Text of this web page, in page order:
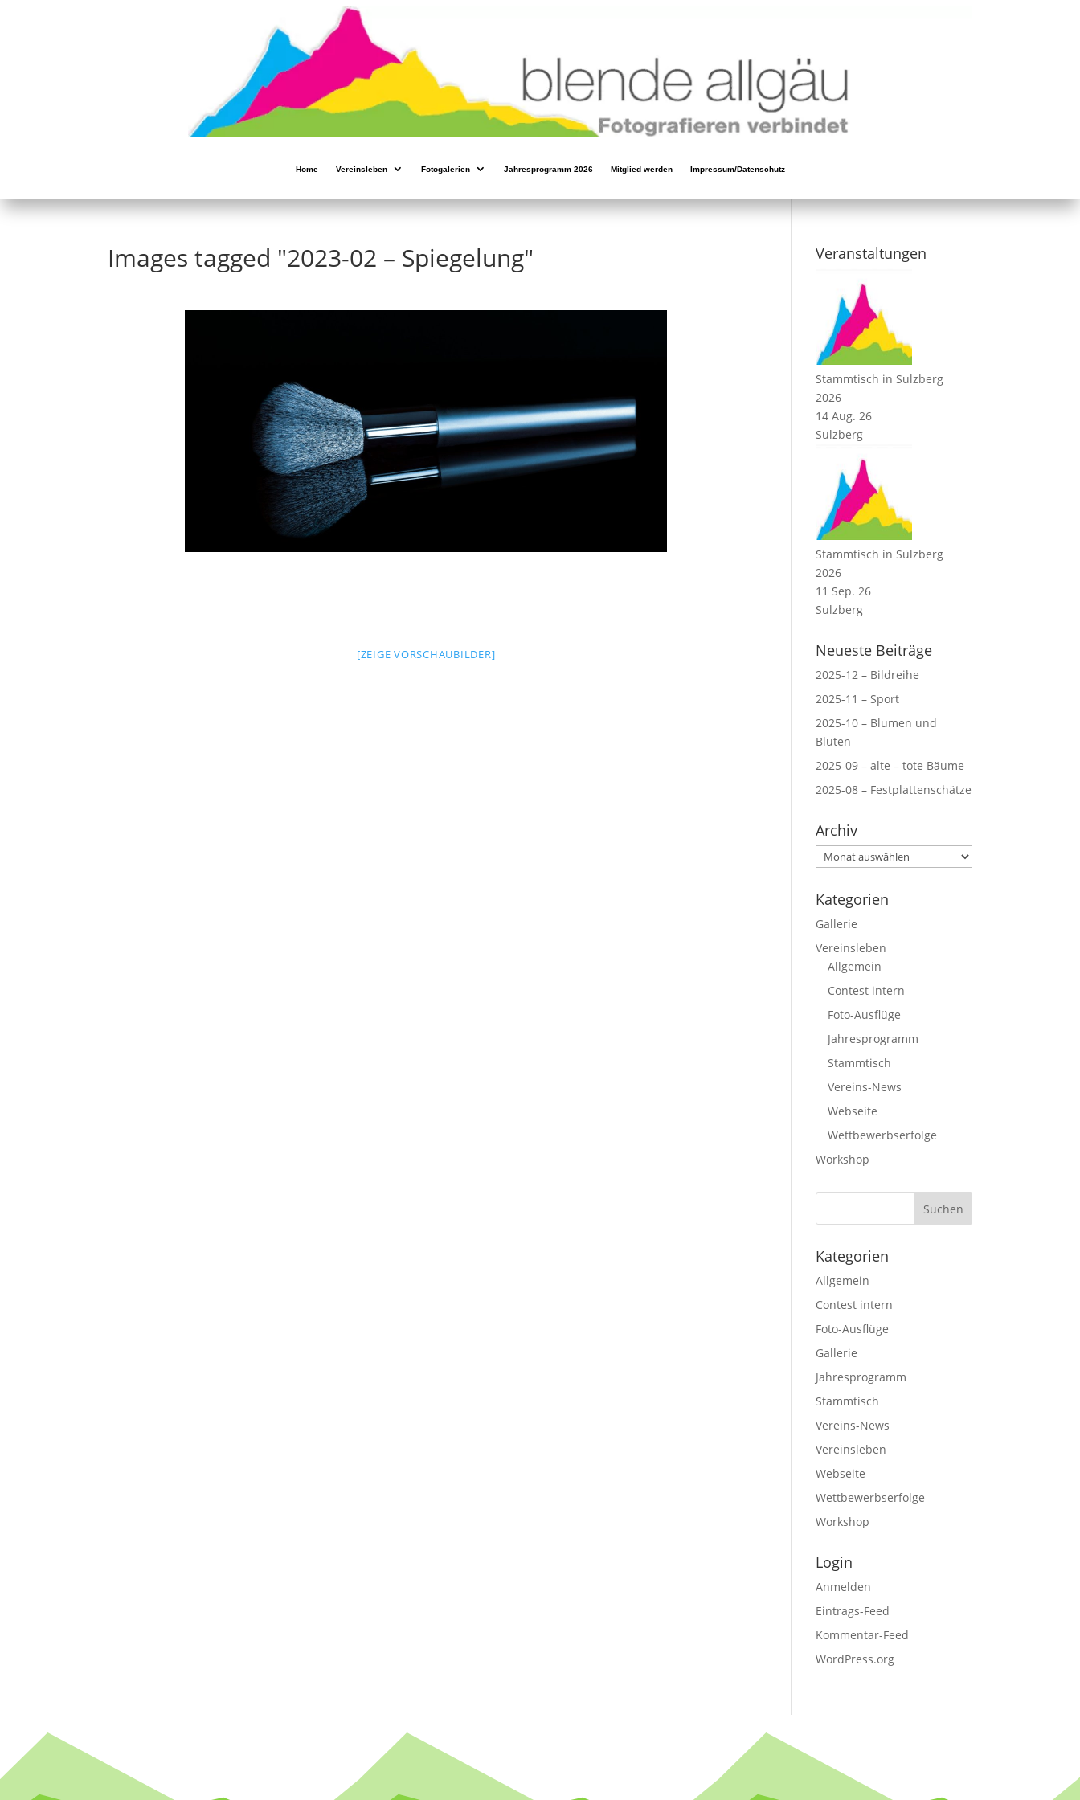
Home Vereinsleben Fotogalerien Jahresprogramm 2026 Mitglied werden Impressum/Datenschutz
Images tagged "2023-02 – Spiegelung"
[ZEIGE VORSCHAUBILDER]
Veranstaltungen
Stammtisch in Sulzberg
2026
14 Aug. 26
Sulzberg
Stammtisch in Sulzberg
2026
11 Sep. 26
Sulzberg
Neueste Beiträge
2025-12 – Bildreihe
2025-11 – Sport
2025-10 – Blumen und
Blüten
2025-09 – alte – tote Bäume
2025-08 – Festplattenschätze
Archiv
Archiv
Kategorien
Gallerie
Vereinsleben
Allgemein
Contest intern
Foto-Ausflüge
Jahresprogramm
Stammtisch
Vereins-News
Webseite
Wettbewerbserfolge
Workshop
Kategorien
Allgemein
Contest intern
Foto-Ausflüge
Gallerie
Jahresprogramm
Stammtisch
Vereins-News
Vereinsleben
Webseite
Wettbewerbserfolge
Workshop
Login
Anmelden
Eintrags-Feed
Kommentar-Feed
WordPress.org